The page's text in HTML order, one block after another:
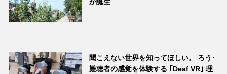
聞こえない世界を知ってほしい。 ろう･
難聴者の感覚を体験する ｢Deaf VR｣ 理